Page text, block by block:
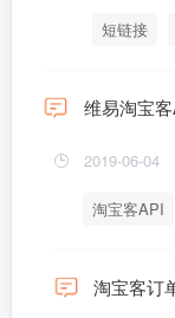
短链接
维易淘宝
2019-06-04
淘宝客API
淘宝客订